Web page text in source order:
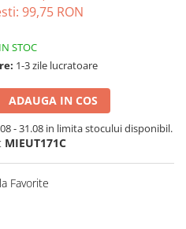
99,75 RON
IN STOC
1-3 zile lucratoare
ADAUGA IN COS
- 31.08 in limita stocului disponibil.
MIEUT171C
Favorite